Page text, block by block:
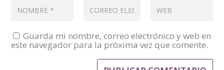
Guarda mi nombre, correo electrónico y web en
este navegador para la próxima vez que comente.